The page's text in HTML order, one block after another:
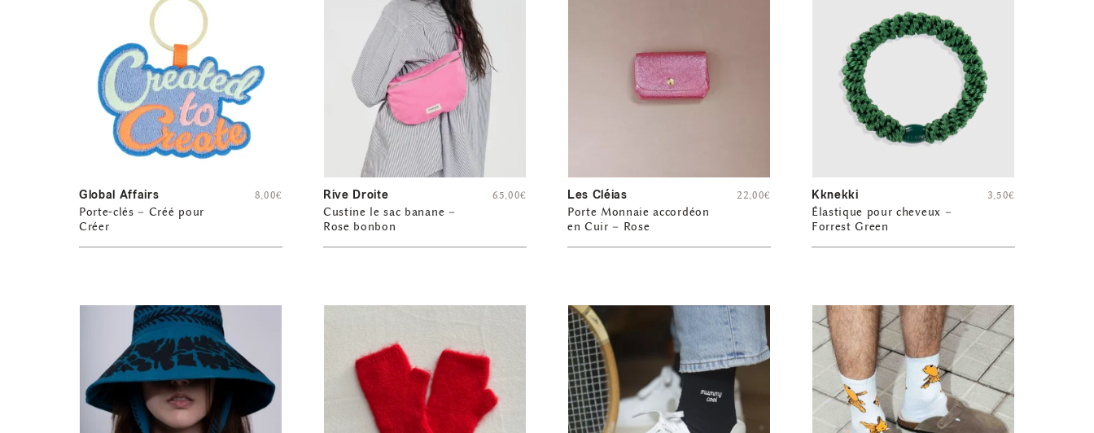
Global Affairs
Porte-clés – Créé pour
Créer
8,00€ Rive Droite
Custine le sac banane –
Rose bonbon
65,00€ Les Cléias
Porte Monnaie accordéon
en Cuir – Rose
22,00€ Kknekki
Élastique pour cheveux –
Forrest Green
3,50€